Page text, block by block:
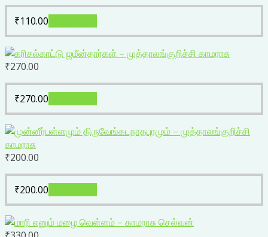
₹110.00
₹270.00
₹270.00
₹200.00
₹200.00